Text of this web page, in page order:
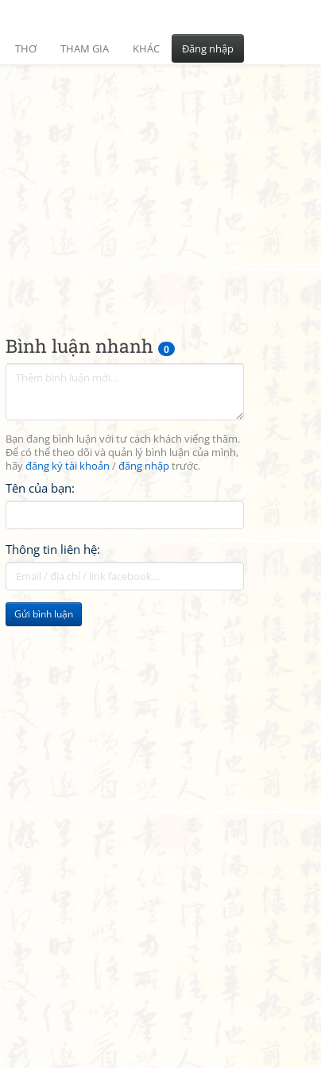
THƠ THAM GIA KHÁC Đăng nhập
Bình luận nhanh 0
Bạn đang bình luận với tư cách khách viếng thăm.
Để có thể theo dõi và quản lý bình luận của mình,
hãyđăng ký tài khoản /đăng nhậptrước.
Tên của bạn:
Thông tin liên hệ:
Gửi bình luận